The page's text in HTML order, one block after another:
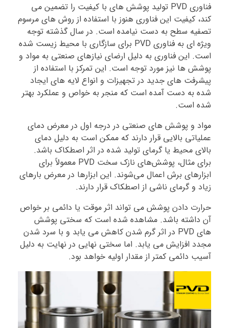
فناوری PVD تولید پوشش های با کیفیت را تضمین می
کند، کیفیت این فناوری هنوز با استفاده از روش های مرسوم
تصفیه سطح به دست نیامده است. در سال گذشته توجه
ویژه ای به فناوری PVD برای سازگاری با محیط زیست شده
است. این فناوری به دلیل ارضای نیازهای صنعتی به مواد و
پوشش ها نیز مورد توجه است. این تمرکز با استفاده از
پیشرفت های جدید در تجهیزات و انواع لایه های ایجاد
شده به دست آمده است که منجر به خواص و عملکرد بهتر
شده است.
مواد و پوشش های صنعتی در درجه اول در معرض دمای
عملیاتی بالایی قرار دارند که ممکن است به دلیل دمای
بالای محیط یا گرمای تولید شده در اثر اصطکاک باشد.
برای مثال، پوشش‌های نازک سخت PVD معمولاً برای
ابزارهای برش اعمال می‌شوند. این ابزارها در معرض بارهای
زیاد و گرمای ناشی از اصطکاک قرار دارند.
حرارت دادن پوشش می تواند اثر موقت یا دائمی بر خواص
آن داشته باشد. مشاهده شده است که سختی پوشش
های PVD در اثر گرم شدن کاهش می یابد و با سرد شدن
مجدد افزایش می یابد. اما سختی نهایی در نهایت به دلیل
آسیب دائمی کمتر از مقدار اولیه خواهد بود.